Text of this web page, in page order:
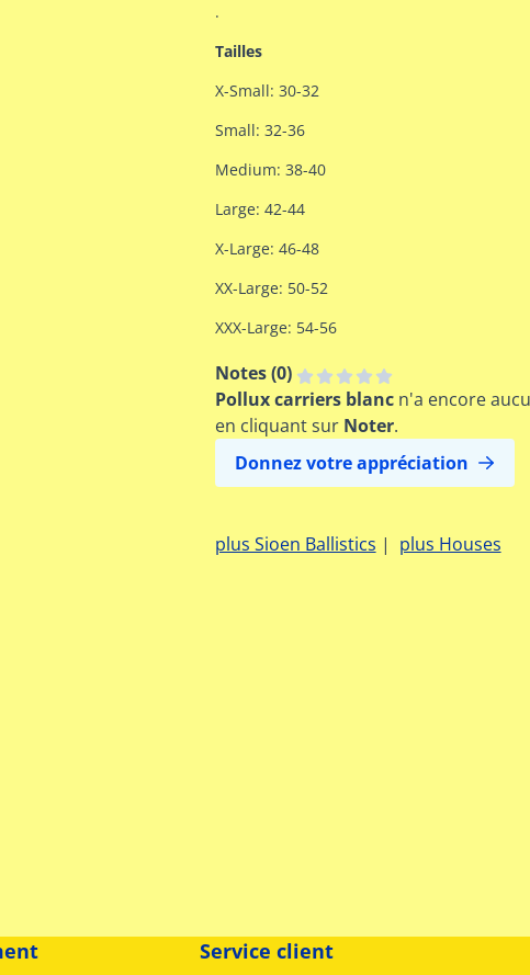
.
Tailles
X-Small: 30-32
Small: 32-36
Medium: 38-40
Large: 42-44
X-Large: 46-48
XX-Large: 50-52
XXX-Large: 54-56
Notes (0)
Pollux carriers blanc n'a encore
en cliquant sur Noter.
Donnez votre appréciation
plus Sioen Ballistics | plus Houses
Service client